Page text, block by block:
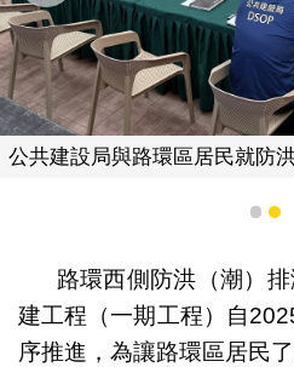
公共建設局與路環區居民就防
1 2
路環西側防洪（潮）
建工程（一期工程）自
序推進，為讓路環區居民